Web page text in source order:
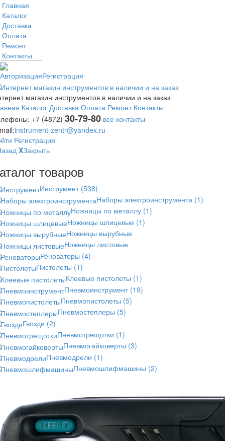
Главная
Каталог
Доставка
Оплата
Ремонт
Контакты
АвторизацияРегистрация
магазин инструментов в наличии и на заказ
Каталог Доставка Оплата Ремонт Контакты
+7 (4872) 30-79-80 все контакты
instrument-zentr@yandex.ru
Регистрация
XЗакрыть
товаров
Инструмент (538)
Наборы электроинструмента (1)
Ножницы по металлу (1)
Ножницы шлицевые (1)
Ножницы вырубные
Ножницы листовые
Реноваторы (4)
Пистолеты (1)
Клеевые пистолеты (1)
Пневмоинструмент (19)
Пневмопистолеты (5)
Пневмостеплеры (5)
Гвозди (2)
Пневмотрещотки (1)
Пневмогайковерты (3)
Пневмодрели (1)
Пневмошлифмашины (2)